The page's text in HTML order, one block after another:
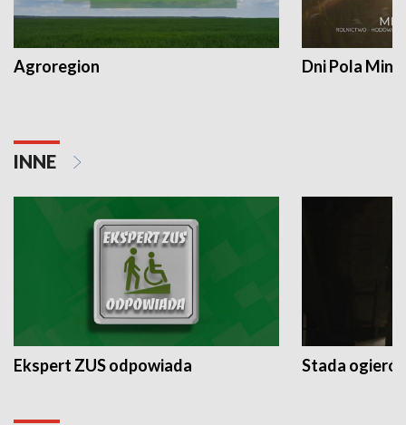
Agroregion Dni Pola
INNE
Ekspert ZUS odpowiada Stada